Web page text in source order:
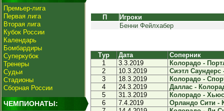
Премьер-лига
Первая лига
Вторая лига
Кубок России
Календарь
Бомбардиры
Суперкубок
Тренеры
Судьи
Стадионы
Сборная России
ЧЕМПИОНАТЫ:
П
Игроки
Бенни Фейлхабер
Тур Дата
Соперник
1
3.3.2019
Колорадо -
2
10.3.2019
Сиэтл Саундерс
3
18.3.2019
Колорадо -
4
24.3.2019
Даллас -
5
31.3.2019
Колорадо -
6
7.4.2019
Орландо Сити -